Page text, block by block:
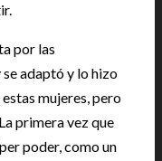
por las
adaptó y lo hizo
mujeres, pero
primera vez que
poder, como un